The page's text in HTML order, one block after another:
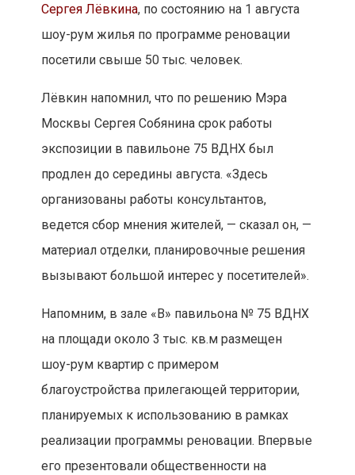
Сергея Лёвкина, по состоянию на 1 августа
шоу-рум жилья по программе реновации
посетили свыше 50 тыс. человек.
Лёвкин напомнил, что по решению Мэра
Москвы Сергея Собянина срок работы
экспозиции в павильоне 75 ВДНХ был
продлен до середины августа. «Здесь
организованы работы консультантов,
ведется сбор мнения жителей, — сказал он, —
материал отделки, планировочные решения
вызывают большой интерес у посетителей».
Напомним, в зале «В» павильона № 75 ВДНХ
на площади около 3 тыс. кв.м размещен
шоу-рум квартир с примером
благоустройства прилегающей территории,
планируемых к использованию в рамках
реализации программы реновации. Впервые
его презентовали общественности на